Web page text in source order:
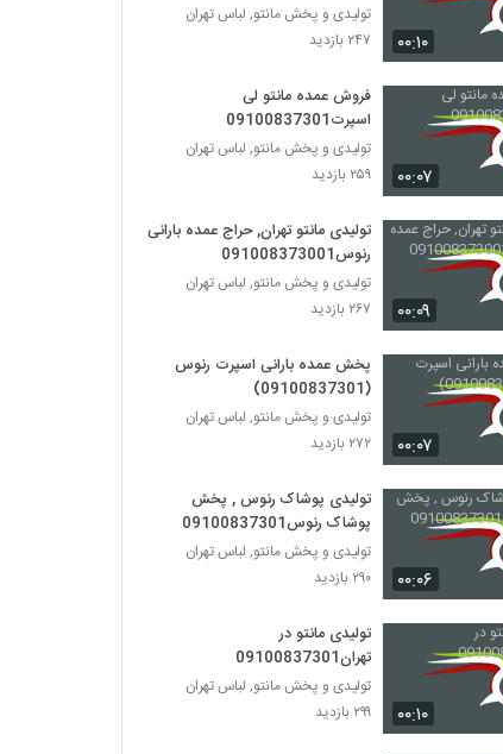
۰۰:۱۰
تولیدی و پخش مانتو, لباس تهران
۲۴۷ بازدید
۰۰:۰۷
فروش عمده مانتو لی
اسپرت09100837301
تولیدی و پخش مانتو, لباس تهران
۲۵۹ بازدید
۰۰:۰۹
تولیدی مانتو تهران, حراج عمده بارانی
رنوس091008373001
تولیدی و پخش مانتو, لباس تهران
۲۶۷ بازدید
۰۰:۰۷
پخش عمده بارانی اسپرت رنوس
(09100837301)
تولیدی و پخش مانتو, لباس تهران
۲۷۲ بازدید
۰۰:۰۶
تولیدی پوشاک رنوس , پخش
پوشاک رنوس09100837301
تولیدی و پخش مانتو, لباس تهران
۲۹۰ بازدید
۰۰:۱۰
تولیدی مانتو در
تهران09100837301
تولیدی و پخش مانتو, لباس تهران
۲۹۹ بازدید